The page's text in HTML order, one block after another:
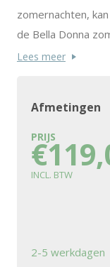
zomernachten,
de Bella Donna
cellulosevezel
een aangename
Deze geweldige
zomerdeken
opnemen en
De toedekzijde
bestaat uit
Lees meer
Afmetingen
2-5 werkdagen
€